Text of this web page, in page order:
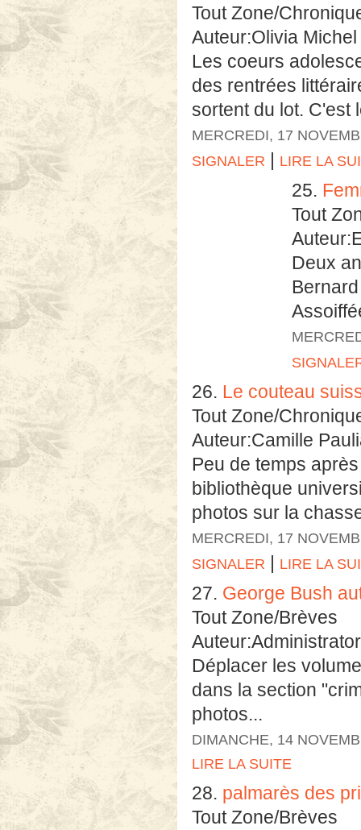
Tout Zone/
Auteur:Olivia Michel
Les coeurs
des rentrées
sortent du lot. C'est
MERCREDI, 17
SIGNALER | LIRE LA
25.
Tout
Deux
26. Le couteau
Tout Zone/
Auteur:Camille
Peu de temps
bibliothèque
photos sur la
MERCREDI, 17
SIGNALER | LIRE LA
27. George Bush
Tout Zone/Brèves
Auteur:Administrator
Déplacer les
dans la section
photos...
DIMANCHE, 14
LIRE LA SUITE
28. palmarès des
Tout Zone/Brèves